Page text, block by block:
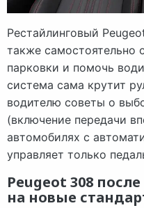
Рестайлинговый
также самостоятельно
парковки и помочь
система сама крутит
водителю советы о
(включение передачи
автомобилях с
управляет только
Peugeot 308
на новые